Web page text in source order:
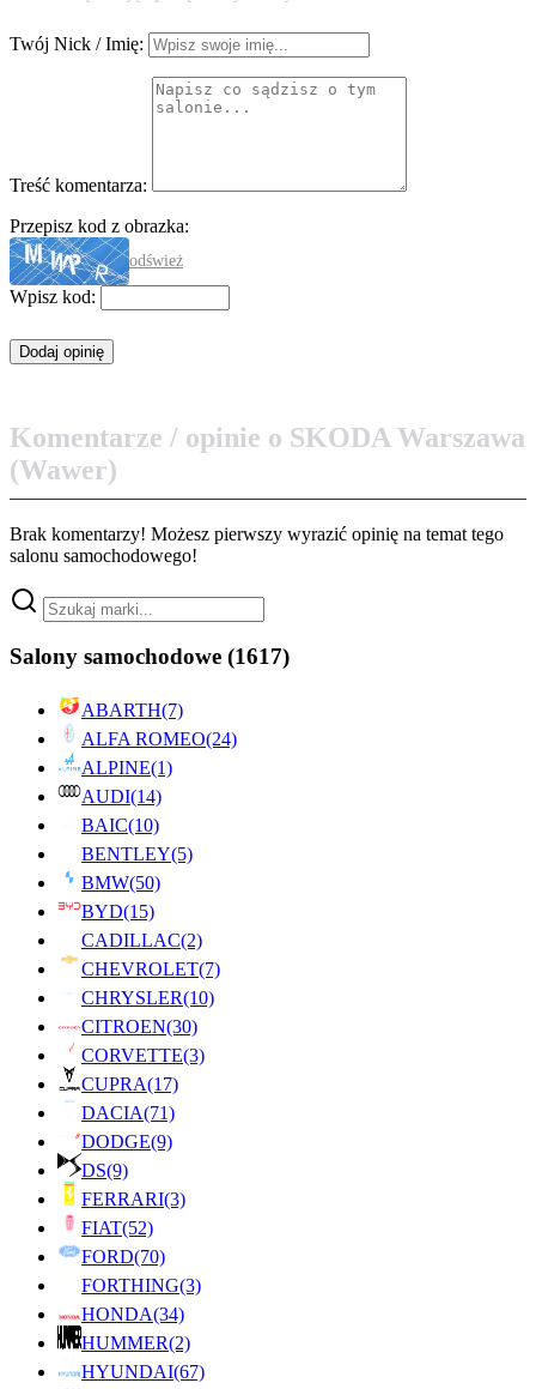
Twój Nick / Imię:
Treść komentarza:
Przepisz kod z obrazka:
odśwież
Wpisz kod:
Komentarze / opinie o SKODA Warszawa
(Wawer)
Brak komentarzy! Możesz pierwszy wyrazić opinię na temat tego
salonu samochodowego!
Salony samochodowe (1617)
ABARTH(7)
ALFA ROMEO(24)
ALPINE(1)
AUDI(14)
BAIC(10)
BENTLEY(5)
BMW(50)
BYD(15)
CADILLAC(2)
CHEVROLET(7)
CHRYSLER(10)
CITROEN(30)
CORVETTE(3)
CUPRA(17)
DACIA(71)
DODGE(9)
DS(9)
FERRARI(3)
FIAT(52)
FORD(70)
FORTHING(3)
HONDA(34)
HUMMER(2)
HYUNDAI(67)